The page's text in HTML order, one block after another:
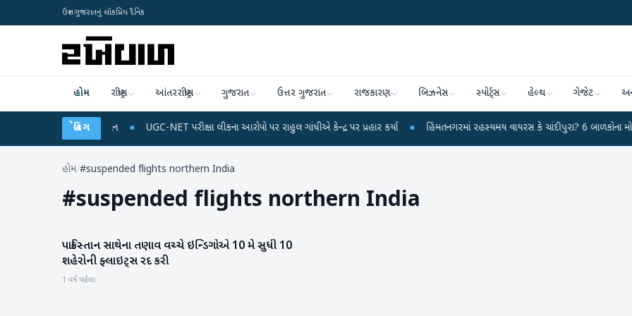
ઉત્તર ગુજરાતનું લોકપ્રિય દૈનિક
હોમ રાષ્ટ્રીય આંતરરાષ્ટ્રીય ગુજરાત ઉત્તર ગુજરાત રાજકારણ બિઝનેસ સ્પોર્ટ્સ હેલ્થ ગેજેટ
બ્રેકિંગ
અને ડેટા પ્લાન ● UGC-NET પરીક્ષા લીકના આરોપો પર રાહુલ ગાંધીએ કેન્દ્ર પર પ્રહાર કર્યા ● હિંમતનગરમાં રહસ્યમય વાયરસ કે ચાંદીપુરા? 6 બાળકોના મોતથી ફફડાટ
હોમ/#suspended flights northern India
#suspended flights northern India
આંતરરાષ્ટ્રીય
પાકિસ્તાન સાથેના તણાવ વચ્ચે ઇન્ડિગોએ 10 મે સુધી 10
શહેરોની ફ્લાઇટ્સ રદ કરી
1 વર્ષ પહેલા